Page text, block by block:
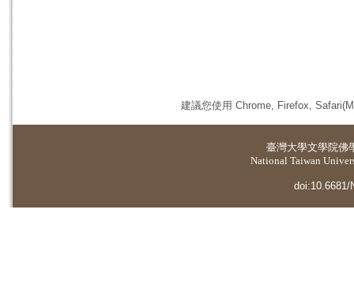
建議您使用 Chrome, Firefox,
臺灣大學文學院佛
National Taiwan
doi:10.6681/